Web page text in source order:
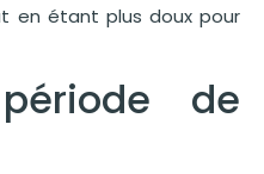
en étant plus doux pour
de